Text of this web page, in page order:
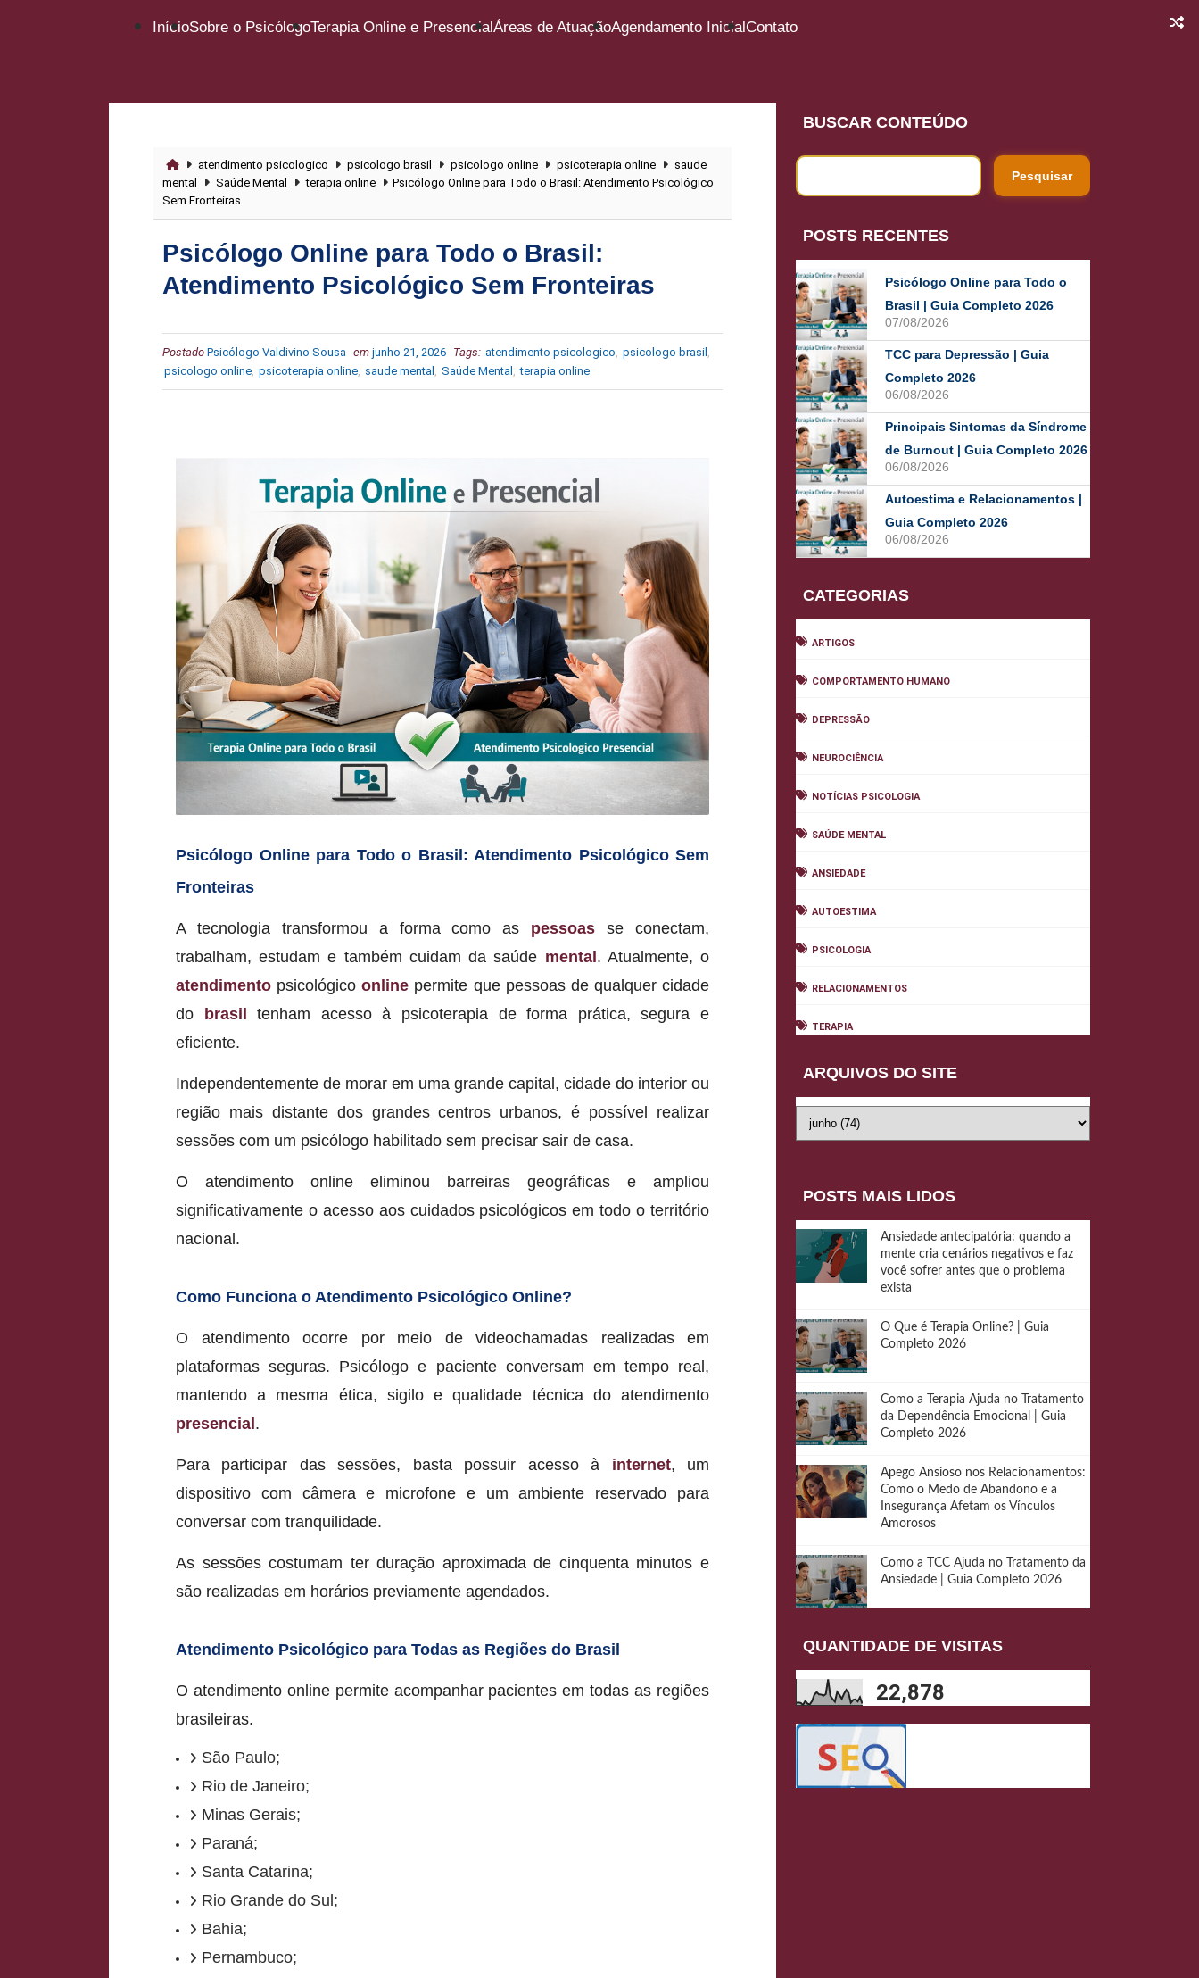
InícioSobre o PsicólogoTerapia Online e PresencialÁreas de AtuaçãoAgendamento InicialContato
atendimento psicologico psicologo brasil psicologo online psicoterapia online
saude
mental
Saúde Mental terapia online
Psicólogo Online para Todo o Brasil: Atendimento Psicológico
Sem Fronteiras
Psicólogo Online para Todo o Brasil:
Atendimento Psicológico Sem Fronteiras
Postado Psicólogo Valdivino Sousa em junho 21, 2026 Tags: atendimento psicologico, psicologo brasil ,
psicologo online, psicoterapia online, saude mental , Saúde Mental , terapia online
Psicólogo Online para Todo o Brasil: Atendimento Psicológico Sem
Fronteiras
A tecnologia transformou a forma como as pessoas se conectam,
trabalham, estudam e também cuidam da saúde mental. Atualmente, o
atendimento psicológicoonline permite que pessoas de qualquer cidade
do brasil tenham acesso à psicoterapia de forma prática, segura e
eficiente.
Independentemente de morar em uma grande capital, cidade do interior ou
região mais distante dos grandes centros urbanos, é possível realizar
sessões com um psicólogo habilitado sem precisar sair de casa.
O atendimento online eliminou barreiras geográficas e ampliou
significativamente o acesso aos cuidados psicológicos em todo o território
nacional.
Como Funciona o Atendimento Psicológico Online?
O atendimento ocorre por meio de videochamadas realizadas em
plataformas seguras. Psicólogo e paciente conversam em tempo real,
mantendo a mesma ética, sigilo e qualidade técnica do atendimento
presencial.
Para participar das sessões, basta possuir acesso à internet, um
dispositivo com câmera e microfone e um ambiente reservado para
conversar com tranquilidade.
As sessões costumam ter duração aproximada de cinquenta minutos e
são realizadas em horários previamente agendados.
Atendimento Psicológico para Todas as Regiões do Brasil
O atendimento online permite acompanhar pacientes em todas as regiões
brasileiras.
São Paulo;
Rio de Janeiro;
Minas Gerais;
Paraná;
Santa Catarina;
Rio Grande do Sul;
Bahia;
Pernambuco;
BUSCAR CONTEÚDO
POSTS RECENTES
Psicólogo Online para Todo o
Brasil | Guia Completo 2026
07/08/2026
TCC para Depressão | Guia
Completo 2026
06/08/2026
Principais Sintomas da Síndrome
de Burnout | Guia Completo 2026
06/08/2026
Autoestima e Relacionamentos |
Guia Completo 2026
06/08/2026
CATEGORIAS
ARTIGOS
COMPORTAMENTO HUMANO
DEPRESSÃO
NEUROCIÊNCIA
NOTÍCIAS PSICOLOGIA
SAÚDE MENTAL
ANSIEDADE
AUTOESTIMA
PSICOLOGIA
RELACIONAMENTOS
TERAPIA
ARQUIVOS DO SITE
POSTS MAIS LIDOS
Ansiedade antecipatória: quando a
mente cria cenários negativos e faz
você sofrer antes que o problema
exista
O Que é Terapia Online? | Guia
Completo 2026
Como a Terapia Ajuda no Tratamento
da Dependência Emocional | Guia
Completo 2026
Apego Ansioso nos Relacionamentos:
Como o Medo de Abandono e a
Insegurança Afetam os Vínculos
Amorosos
Como a TCC Ajuda no Tratamento da
Ansiedade | Guia Completo 2026
QUANTIDADE DE VISITAS
22,878